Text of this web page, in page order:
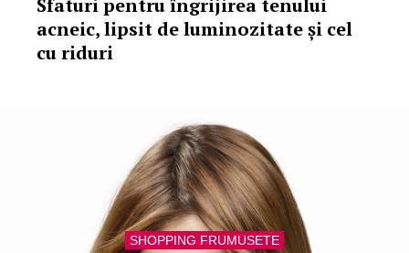
Sfaturi pentru îngrijirea tenului
acneic, lipsit de luminozitate și cel
cu riduri
SHOPPING FRUMUSETE